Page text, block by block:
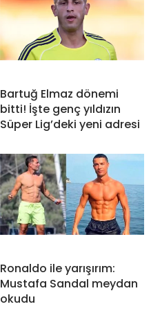
Bartuğ Elmaz dönemi
bitti! İşte genç yıldızın
Süper Lig’deki yeni adresi
Ronaldo ile yarışırım:
Mustafa Sandal meydan
okudu